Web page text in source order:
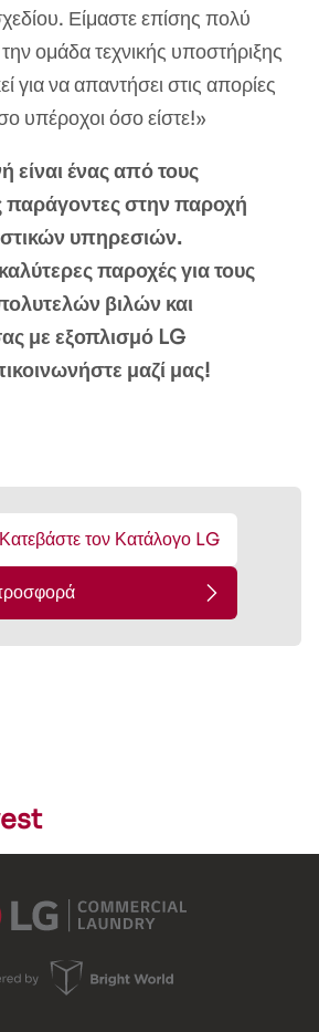
Είμαστε επίσης πολύ
ομάδα τεχνικής υποστήριξης
για να απαντήσει στις απορίες
υπέροχοι όσο είστε!»
είναι ένας από τους
παράγοντες στην παροχή
υπηρεσιών.
παροχές για τους
βιλών και
με εξοπλισμό LG
μαζί μας!
Κατεβάστε τον Κατάλογο LG